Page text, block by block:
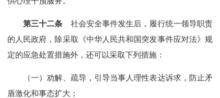
第三十二条 社会安全事件发生后，履行统一领导职责
的人民政府，除采取《中华人民共和国突发事件应对法》规
定的应急处置措施外，还可以采取下列措施：
（一）劝解、疏导，引导当事人理性表达诉求，防止矛
盾激化和事态扩大；